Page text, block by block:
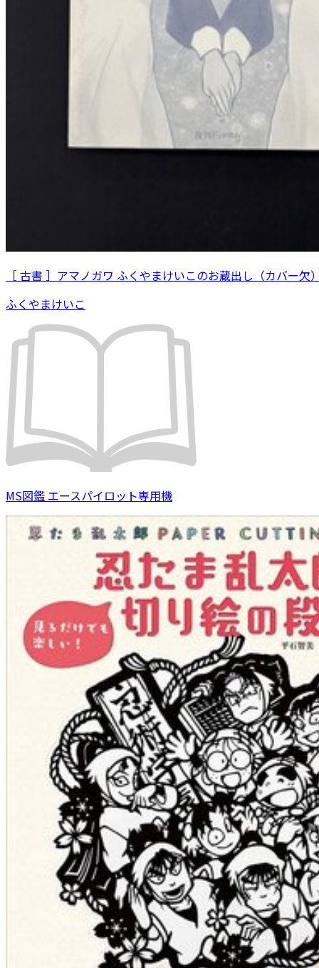
［ 古書 ］アマノガワ ふくやまけいこのお蔵出し（カバー欠
ふくやまけいこ
MS図鑑 エースパイロット専用機